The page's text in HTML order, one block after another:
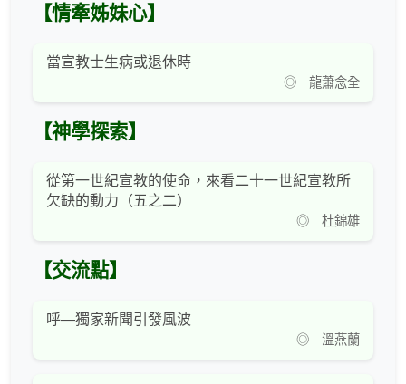
【情牽姊妹心】
當宣教士生病或退休時
◎ 龍蕭念全
【神學探索】
從第一世紀宣教的使命，來看二十一世紀宣教所
欠缺的動力（五之二）
◎ 杜錦雄
【交流點】
呼—獨家新聞引發風波
◎ 溫燕蘭